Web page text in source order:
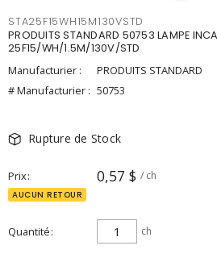
STA25F15WH15M130VSTD
PRODUITS STANDARD 50753 LAMPE
25F15/WH/1.5M/130V/STD
Manufacturier :
PRODUITS STANDARD
# Manufacturier : 50753
Rupture de Stock
Prix 0,57 $ / ch
AUCUN RETOUR
Quantité ch